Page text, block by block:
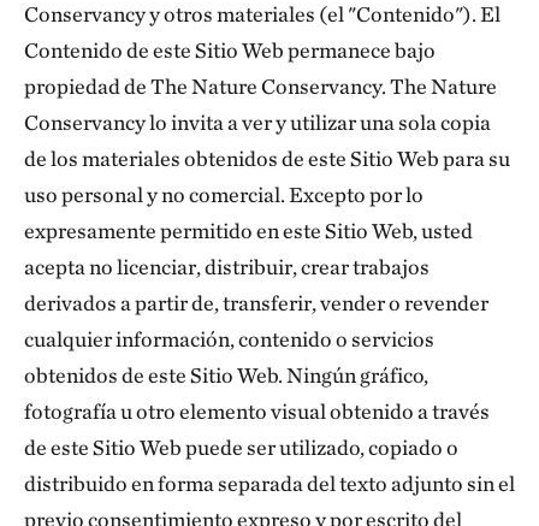
Conservancy y otros materiales (el "Contenido"). El
Contenido de este Sitio Web permanece bajo
propiedad de The Nature Conservancy. The Nature
Conservancy lo invita a ver y utilizar una sola copia
de los materiales obtenidos de este Sitio Web para su
uso personal y no comercial. Excepto por lo
expresamente permitido en este Sitio Web, usted
acepta no licenciar, distribuir, crear trabajos
derivados a partir de, transferir, vender o revender
cualquier información, contenido o servicios
obtenidos de este Sitio Web. Ningún gráfico,
fotografía u otro elemento visual obtenido a través
de este Sitio Web puede ser utilizado, copiado o
distribuido en forma separada del texto adjunto sin el
previo consentimiento expreso y por escrito del